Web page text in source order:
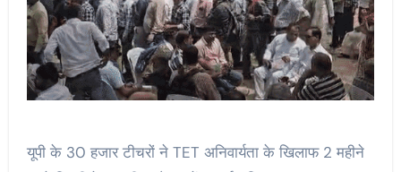
यूपी के 30 हजार टीचरों ने TET अनिवार्यता के खिलाफ 2 महीने